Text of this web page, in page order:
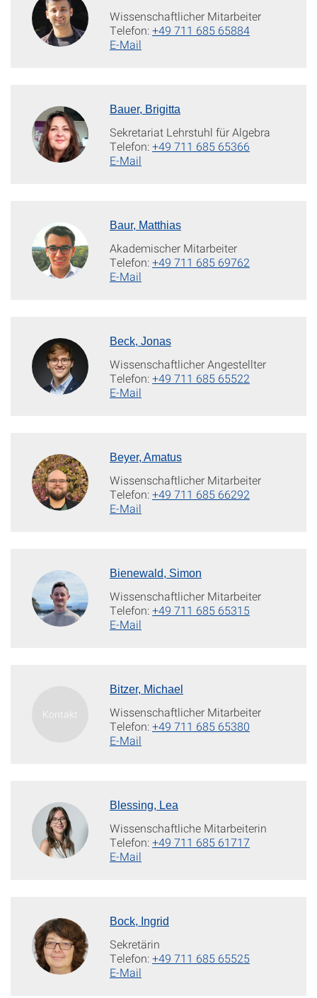
Wissenschaftlicher Mitarbeiter
Telefon:+49 711 685 65884
E-Mail
Bauer, Brigitta
Sekretariat Lehrstuhl für Algebra
Telefon:+49 711 685 65366
E-Mail
Baur, Matthias
Akademischer Mitarbeiter
Telefon:+49 711 685 69762
E-Mail
Beck, Jonas
Wissenschaftlicher Angestellter
Telefon:+49 711 685 65522
E-Mail
Beyer, Amatus
Wissenschaftlicher Mitarbeiter
Telefon:+49 711 685 66292
E-Mail
Bienewald, Simon
Wissenschaftlicher Mitarbeiter
Telefon:+49 711 685 65315
E-Mail
Bitzer, Michael
Wissenschaftlicher Mitarbeiter
Telefon:+49 711 685 65380
E-Mail
Blessing, Lea
Wissenschaftliche Mitarbeiterin
Telefon:+49 711 685 61717
E-Mail
Bock, Ingrid
Sekretärin
Telefon:+49 711 685 65525
E-Mail